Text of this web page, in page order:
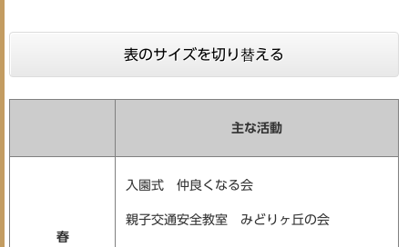
表のサイズを切り替える
主な活動
春
入園式 仲良くなる会
親子交通安全教室 みどりヶ丘の会